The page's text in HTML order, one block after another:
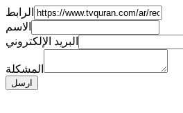
الرابط
الاسم
البريد الإلكتروني
المشكلة
ارسل